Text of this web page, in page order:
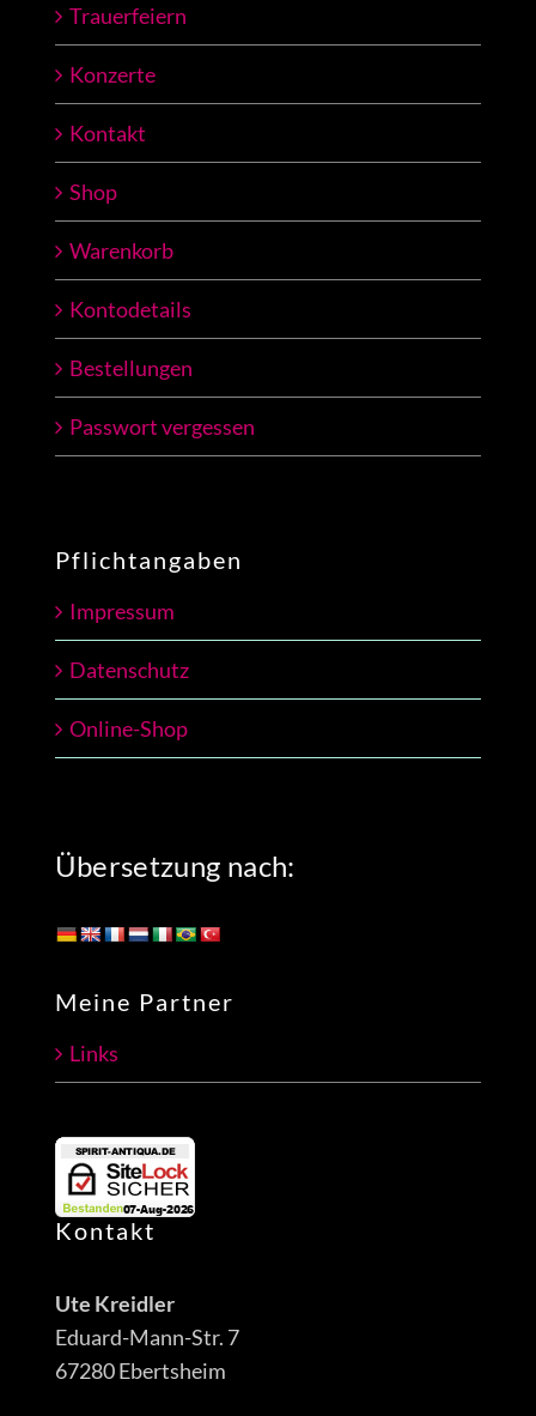
Trauerfeiern
Konzerte
Kontakt
Shop
Warenkorb
Kontodetails
Bestellungen
Passwort vergessen
Pflichtangaben
Impressum
Datenschutz
Online-Shop
Übersetzung nach:
Meine Partner
Links
Kontakt
Ute Kreidler
Eduard-Mann-Str. 7
67280 Ebertsheim